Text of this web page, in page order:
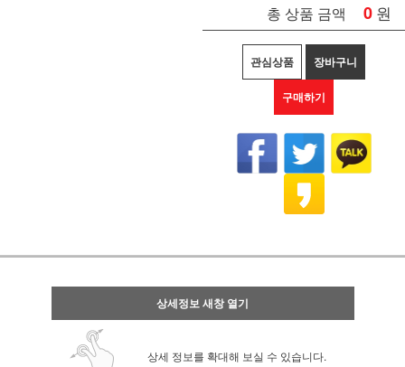
총 상품 금액 0 원
관심상품 장바구니
구매하기
상세정보 새창 열기
상세 정보를 확대해 보실 수 있습니다.